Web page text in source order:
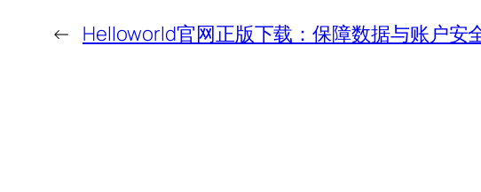
← Helloworld官网正版下载：保障数据与账户安